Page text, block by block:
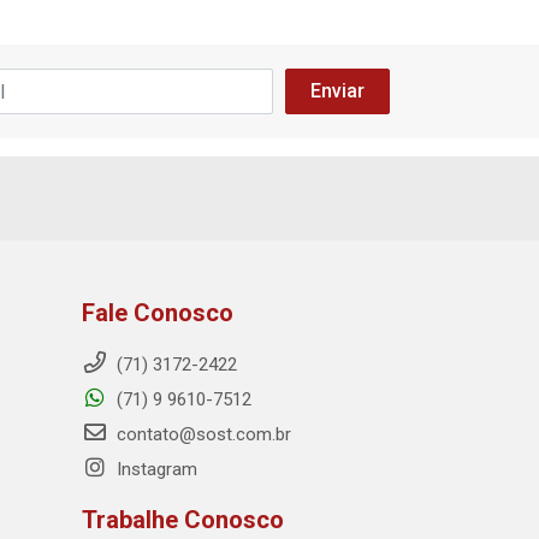
Fale Conosco
(71) 3172-2422
(71) 9 9610-7512
contato@sost.com.br
Instagram
Trabalhe Conosco